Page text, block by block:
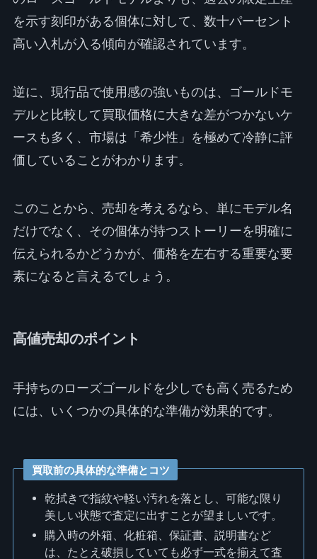
を示す刻印がある個体に対して、数十パーセント
高い入札が入る傾向が確認されています。
逆に、現行品で使用感の強いものは、ゴールドモ
デルと比較して買取価格に大きな差がつかないケ
ースも多く、市場は「希少性」を極めて冷静に評
価していることがわかります。
このことから、売却を考えるなら、単にモデル名
だけでなく、その個体が持つストーリーを明確に
伝えられるかどうかが、価格を左右する重要な要
素になると言えるでしょう。
高値売却のポイント
手持ちのローズゴールドを少しでも高く売るため
には、いくつかの具体的な準備が効果的です。
買取前の具体的な準備とコツ
乾拭きで指紋や軽い汚れを落とし、可能な限り
美しい状態で査定に出すことが望ましいです。
購入時の外箱、化粧箱、保証書、説明書など
は、たとえ破損していても必ず一式を揃えて査